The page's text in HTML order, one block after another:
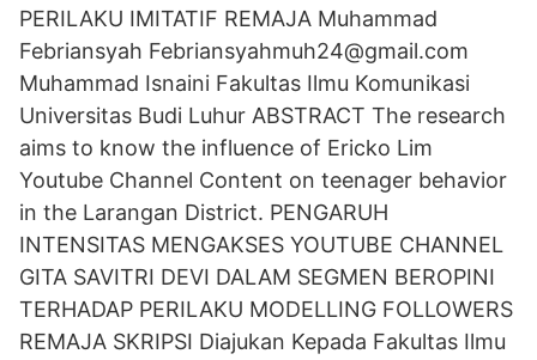
PERILAKU IMITATIF REMAJA Muhammad
Febriansyah Febriansyahmuh24@gmail.com
Muhammad Isnaini Fakultas Ilmu Komunikasi
Universitas Budi Luhur ABSTRACT The research
aims to know the influence of Ericko Lim
Youtube Channel Content on teenager behavior
in the Larangan District. PENGARUH
INTENSITAS MENGAKSES YOUTUBE CHANNEL
GITA SAVITRI DEVI DALAM SEGMEN BEROPINI
TERHADAP PERILAKU MODELLING FOLLOWERS
REMAJA SKRIPSI Diajukan Kepada Fakultas Ilmu